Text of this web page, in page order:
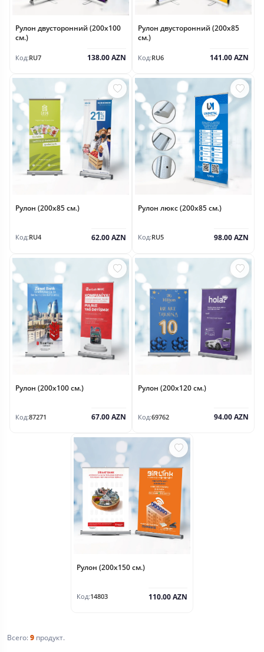
Рулон двусторонний (200х100
см.)
Код:RU7 138.00 AZN
Рулон двусторонний (200х85
см.)
Код:RU6 141.00 AZN
Рулон (200x85 см.)
Код:RU4 62.00 AZN
Рулон люкс (200x85 см.)
Код:RU5 98.00 AZN
Рулон (200x100 см.)
Код:87271 67.00 AZN
Рулон (200x120 см.)
Код:69762 94.00 AZN
Рулон (200x150 см.)
Код:14803 110.00 AZN
Всего:9 продукт.